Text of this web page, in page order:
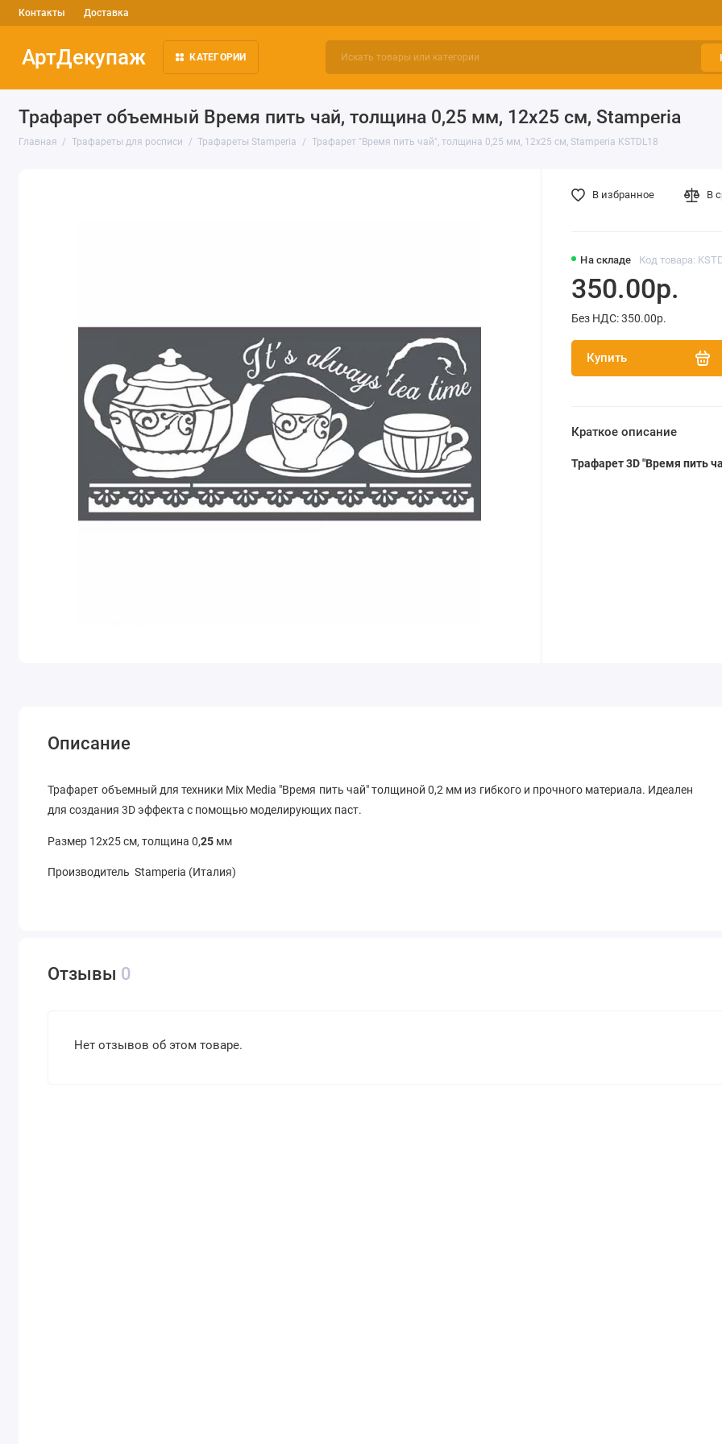
Контакты Доставка
АртДекупаж КАТЕГОРИИ
Трафарет объемный Время пить чай, толщина 0,25 мм, 12х25 см, Stamperia
Главная Трафареты для росписи Трафареты Stamperia Трафарет "Время пить чай", толщина 0,25 мм, 12х25 см, Stamperia KSTDL18
На складе Код товара:
350.00р.
Без НДС: 350.00р.
Купить
В избранное В
Краткое описание
Трафарет 3D "Время пить
Описание
Трафарет объемный для техники Mix Media "Время пить чай" толщиной 0,2 мм из гибкого и прочного материала. Идеален
для создания 3D эффекта с помощью моделирующих паст.
Размер 12х25 см, толщина 0,25 мм
Производитель Stamperia (Италия)
Отзывы 0
Нет отзывов об этом товаре.